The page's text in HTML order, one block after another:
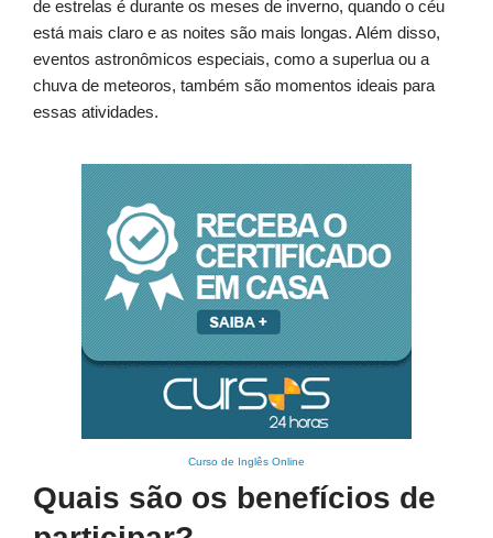
de estrelas é durante os meses de inverno, quando o céu
está mais claro e as noites são mais longas. Além disso,
eventos astronômicos especiais, como a superlua ou a
chuva de meteoros, também são momentos ideais para
essas atividades.
Curso de Inglês Online
Quais são os benefícios de